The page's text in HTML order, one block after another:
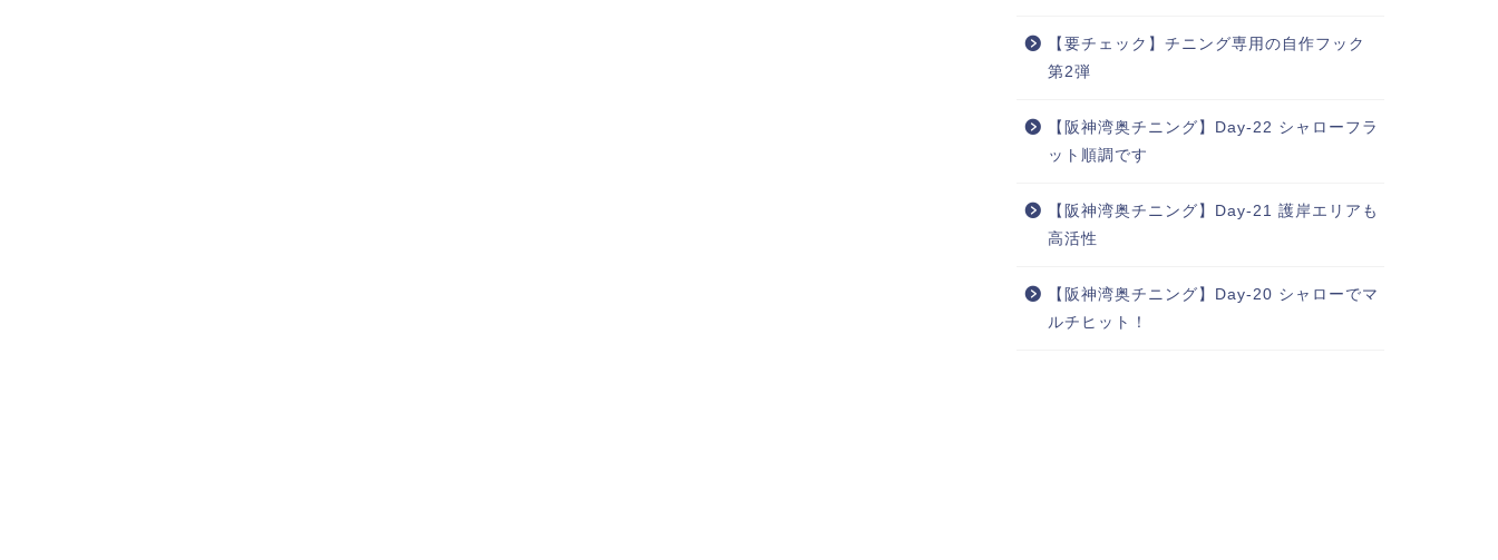
【要チェック】チニング専用の自作フック
第2弾
【阪神湾奥チニング】Day-22 シャローフラ
ット順調です
【阪神湾奥チニング】Day-21 護岸エリアも
高活性
【阪神湾奥チニング】Day-20 シャローでマ
ルチヒット！